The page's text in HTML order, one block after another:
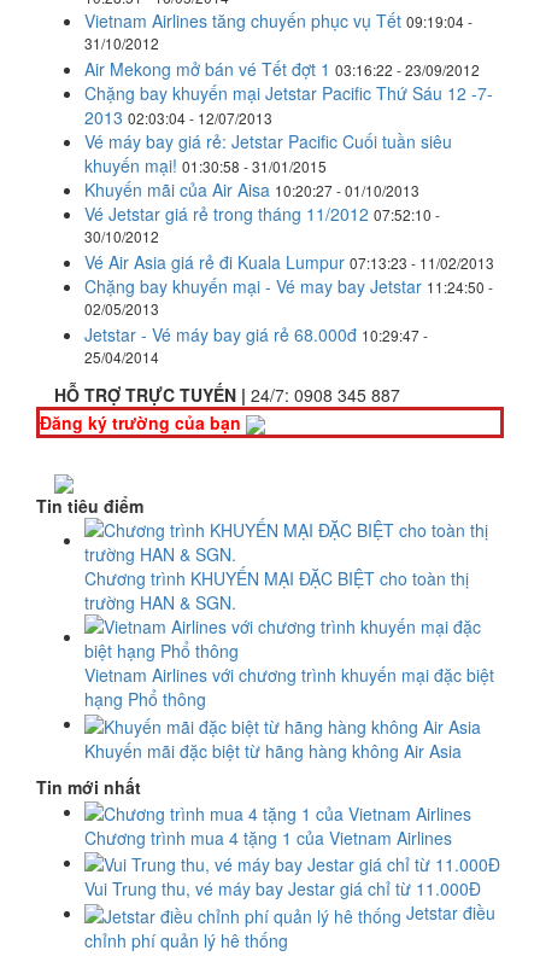
Vietnam Airlines tăng chuyến phục vụ Tết 09:19:04 -
31/10/2012
Air Mekong mở bán vé Tết đợt 1 03:16:22 - 23/09/2012
Chặng bay khuyến mại Jetstar Pacific Thứ Sáu 12 -7-
2013 02:03:04 - 12/07/2013
Vé máy bay giá rẻ: Jetstar Pacific Cuối tuần siêu
khuyến mại! 01:30:58 - 31/01/2015
Khuyến mãi của Air Aisa 10:20:27 - 01/10/2013
Vé Jetstar giá rẻ trong tháng 11/2012 07:52:10 -
30/10/2012
Vé Air Asia giá rẻ đi Kuala Lumpur 07:13:23 - 11/02/2013
Chặng bay khuyến mại - Vé may bay Jetstar 11:24:50 -
02/05/2013
Jetstar - Vé máy bay giá rẻ 68.000đ 10:29:47 -
25/04/2014
HỖ TRỢ TRỰC TUYẾN | 24/7: 0908 345 887
Đăng ký trường của bạn
Tin tiêu điểm
Chương trình KHUYẾN MẠI ĐẶC BIỆT cho toàn thị
trường HAN & SGN.
Vietnam Airlines với chương trình khuyến mại đặc biệt
hạng Phổ thông
Khuyến mãi đặc biệt từ hãng hàng không Air Asia
Tin mới nhất
Chương trình mua 4 tặng 1 của Vietnam Airlines
Vui Trung thu, vé máy bay Jestar giá chỉ từ 11.000Đ
Jetstar điều
chỉnh phí quản lý hê thống